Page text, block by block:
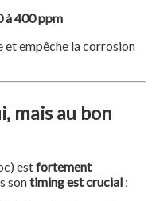
à 400 ppm
empêche la corrosion
mais au bon
estfortement
sontiming est crucial :